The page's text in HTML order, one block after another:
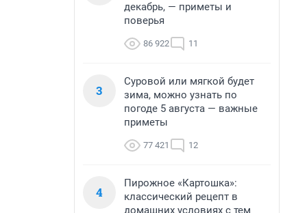
декабрь, — приметы и
поверья
86 922 11
3
Суровой или мягкой будет
зима, можно узнать по
погоде 5 августа — важные
приметы
77 421 12
4
Пирожное «Картошка»:
классический рецепт в
домашних условиях с тем